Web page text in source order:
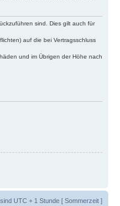
sind. Dies gilt auch für
auf die bei Vertragsschluss
und im Übrigen der Höhe nach
sind UTC + 1 Stunde [ Sommerzeit ]